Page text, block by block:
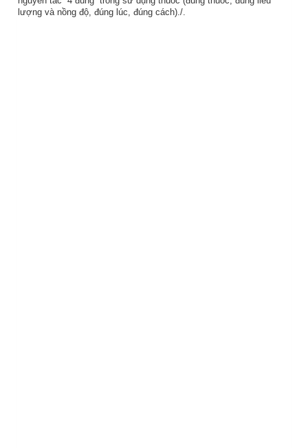
lượng và nồng độ, đúng lúc, đúng cách)./.